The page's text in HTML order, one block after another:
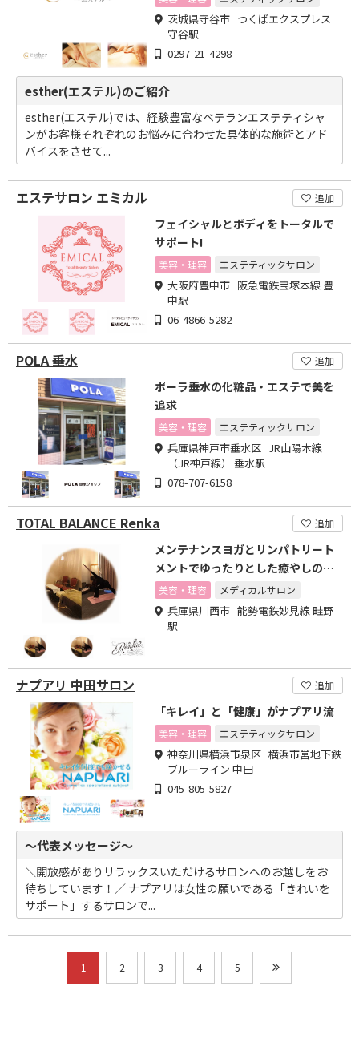
茨城県守谷市 つくばエクスプレス
守谷駅
0297-21-4298
esther(エステル)のご紹介
esther(エステル)では、経験豊富なベテランエステティシャ
ンがお客様それぞれのお悩みに合わせた具体的な施術とアド
バイスをさせて...
エステサロン エミカル 追加
フェイシャルとボディをトータルで
サポート!
美容・理容 エステティックサロン
大阪府豊中市 阪急電鉄宝塚本線 豊
中駅
06-4866-5282
POLA 垂水 追加
ポーラ垂水の化粧品・エステで美を
追求
美容・理容 エステティックサロン
兵庫県神戸市垂水区 JR山陽本線
（JR神戸線） 垂水駅
078-707-6158
TOTAL BALANCE Renka 追加
メンテナンスヨガとリンパトリート
メントでゆったりとした癒やしの時
間をあなたに。
美容・理容 メディカルサロン
兵庫県川西市 能勢電鉄妙見線 畦野
駅
ナプアリ 中田サロン 追加
「キレイ」と「健康」がナプアリ流
美容・理容 エステティックサロン
神奈川県横浜市泉区 横浜市営地下鉄
ブルーライン 中田
045-805-5827
～代表メッセージ～
＼開放感がありリラックスいただけるサロンへのお越しをお
待ちしています！／ ナプアリは女性の願いである「きれいを
サポート」するサロンで...
1 2 3 4 5